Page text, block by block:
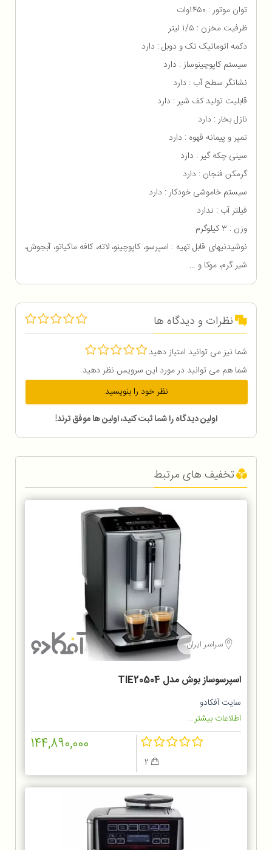
توان موتور : ۱۴۵۰وات
ظرفیت مخزن : ۱/۵ لیتر
دکمه اتوماتیک تک و دوبل : دارد
سیستم کاپوچینوساز : دارد
نشانگر سطح آب : دارد
قابلیت تولید کف شیر : دارد
نازل بخار : دارد
تمپر و پیمانه قهوه : دارد
سینی چکه گیر : دارد
گرمکن فنجان : دارد
سیستم خاموشی خودکار : دارد
فیلتر آب : ندارد
وزن : ۳ کیلوگرم
نوشیدنیهای قابل تهیه : اسپرسو، کاپوچینو، لاته، کافه ماکیاتو، آبجوش،
شیر گرم، موکا و …
نظرات و دیدگاه ها
شما نیز می توانید امتیاز دهید
شما هم می توانید در مورد این سرویس نظر دهید
نظر خود را بنویسید
اولین دیدگاه را شما ثبت کنید، اولین ها موفق ترند!
تخفیف های مرتبط
سراسر ایران
اسپرسوساز بوش مدل TIE20504
سایت آفکادو
اطلاعات بیشتر...
144,890,000